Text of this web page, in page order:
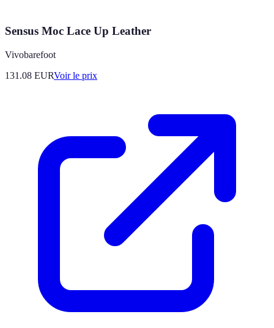
Sensus Moc Lace Up Leather
Vivobarefoot
131.08 EURVoir le prix